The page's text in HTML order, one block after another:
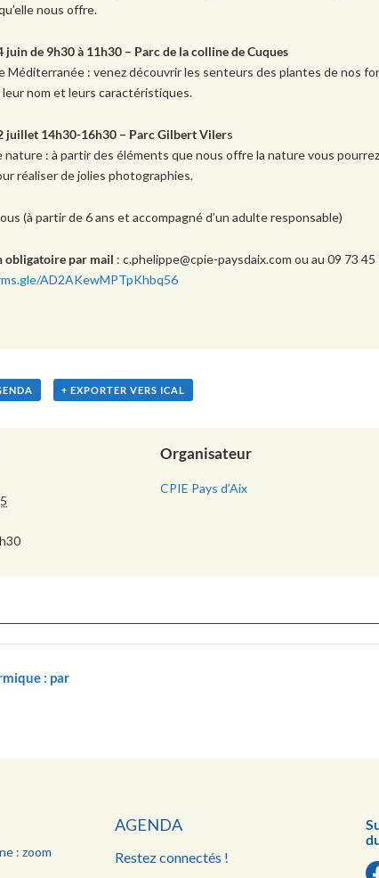
nous offre.
juin de 9h30 à 11h30 – Parc de la colline de Cuques
Méditerranée : venez découvrir les senteurs des plantes de nos
nom et leurs caractéristiques.
juillet 14h30-16h30 – Parc Gilbert Vilers
nature : à partir des éléments que nous offre la nature vous
réaliserde jolies photographies.
(à partir de 6 ans et accompagné d’un adulte responsable)
obligatoire par mail :c.phelippe@cpie-paysdaix.com ou au 09 73
AD2AKewMPTpKhbq56
+ EXPORTER VERS ICAL
Organisateur
CPIE Pays d’Aix
: par
: zoom
AGENDA
Restez connectés !